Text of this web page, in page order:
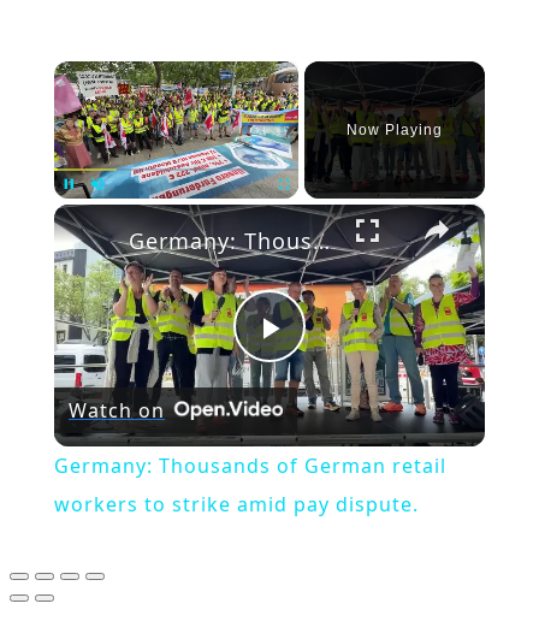
×
Pause Fullscreen
Now Playing
×
Play
Video
Germany: Thousands of German retail workers to strike amid pay dispute.
Watch on
Germany: Thousands of German retail
workers to strike amid pay dispute.